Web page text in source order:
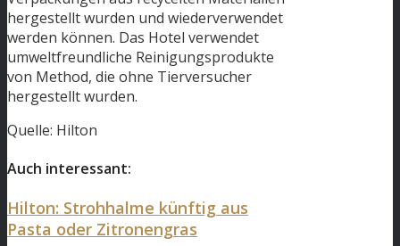
hergestellt wurden und wiederverwendet
werden können. Das Hotel verwendet
umweltfreundliche Reinigungsprodukte
von Method, die ohne Tierversucher
hergestellt wurden.
Quelle: Hilton
Auch interessant:
Hilton: Strohhalme künftig aus
Pasta oder Zitronengras